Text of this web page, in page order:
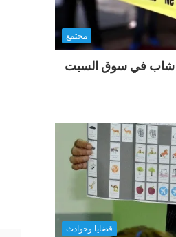
مجتمع
شاب في سوق السبت
قضايا وحوادث